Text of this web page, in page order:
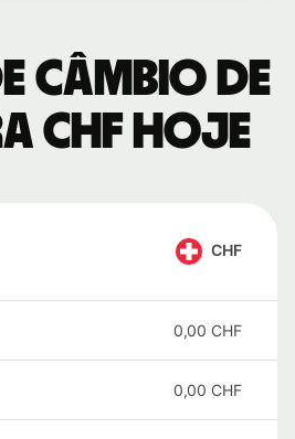
câmbio de
CHF hoje
CHF
0,00 CHF
0,00 CHF